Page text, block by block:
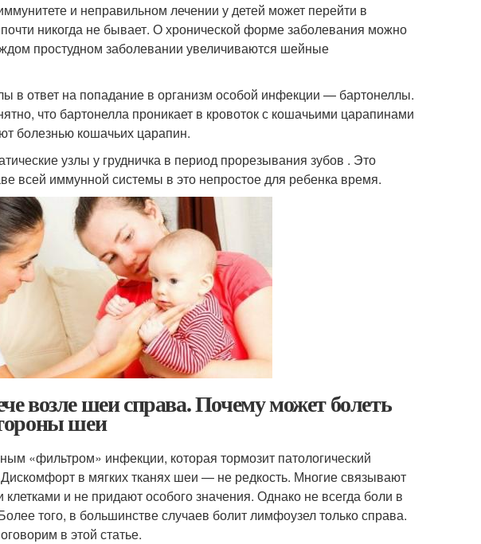
и неправильном лечении у детей может перейти в
никогда не бывает. О хронической форме заболевания можно
простудном заболевании увеличиваются шейные
в ответ на попадание в организм особой инфекции — бартонеллы.
что бартонелла проникает в кровоток с кошачьими царапинами
болезнью кошачьих царапин.
узлы у грудничка в период прорезывания зубов . Это
всей иммунной системы в это непростое для ребенка время.
возле шеи справа. Почему может болеть
шеи
«фильтром» инфекции, которая тормозит патологический
в мягких тканях шеи — не редкость. Многие связывают
и не придают особого значения. Однако не всегда боли в
того, в большинстве случаев болит лимфоузел только справа.
в этой статье.